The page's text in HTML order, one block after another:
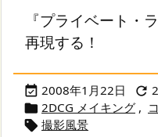
『プライベート・
再現する！
 2008年1月22日 
 2DCG メイキング ,
 撮影風景